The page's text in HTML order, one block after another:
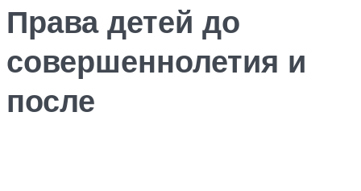
Права детей до
совершеннолетия и
после